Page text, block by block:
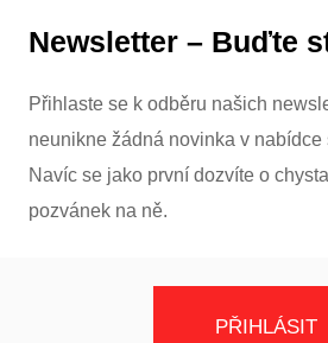
Newsletter – Buďte
Přihlaste se k odběru našich
neunikne žádná novinka v nabídce
Navíc se jako první dozvíte o
pozvánek na ně.
PŘIHLÁSIT